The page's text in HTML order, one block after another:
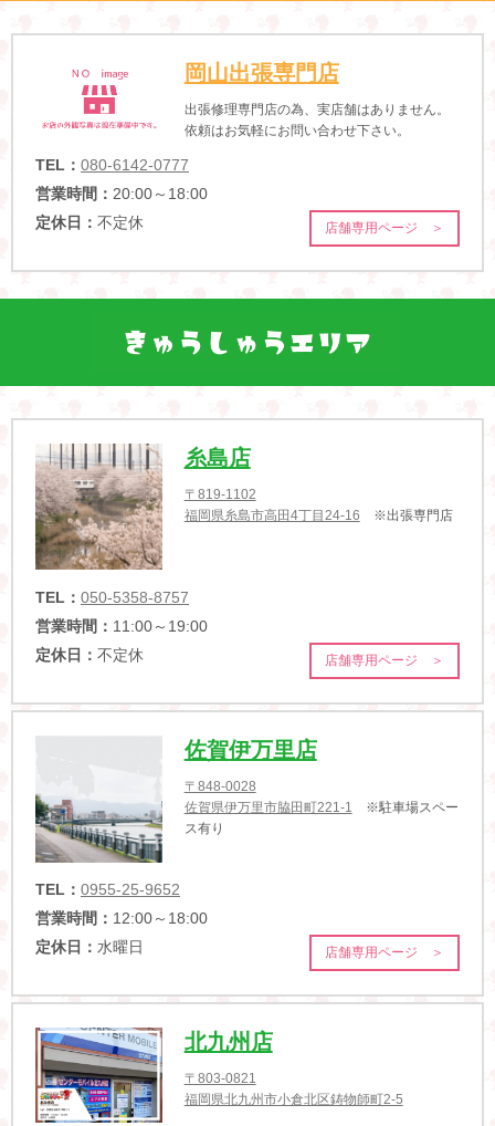
岡山出張専門店
出張修理専門店の為、実店舗はありません。
依頼はお気軽にお問い合わせ下さい。
TEL： 080-6142-0777
営業時間： 20:00～18:00
定休日： 不定休 店舗専用ページ ＞
糸島店
〒819-1102
福岡県糸島市高田4丁目24-16 ※出張専門店
TEL： 050-5358-8757
営業時間： 11:00～19:00
定休日： 不定休 店舗専用ページ ＞
佐賀伊万里店
〒848-0028
佐賀県伊万里市脇田町221-1
※駐車場スペー
ス有り
TEL： 0955-25-9652
営業時間： 12:00～18:00
定休日： 水曜日 店舗専用ページ ＞
北九州店
〒803-0821
福岡県北九州市小倉北区鋳物師町2-5